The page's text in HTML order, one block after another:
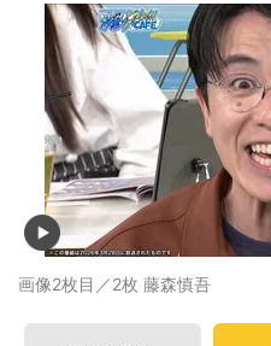
画像2枚目／2枚 藤森慎吾